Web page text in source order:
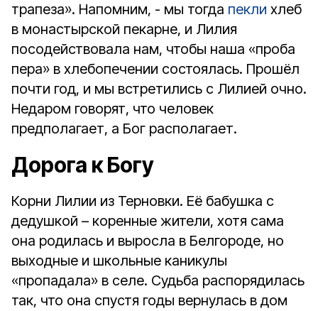
трапеза». Напомним, - мы тогда пекли хлеб
в монастырской пекарне, и Лилия
посодействовала нам, чтобы наша «проба
пера» в хлебопечении состоялась. Прошёл
почти год, и мы встретились с Лилией очно.
Недаром говорят, что человек
предполагает, а Бог располагает.
Дорога к Богу
Корни Лилии из Терновки. Её бабушка с
дедушкой – коренные жители, хотя сама
она родилась и выросла в Белгороде, но
выходные и школьные каникулы
«пропадала» в селе. Судьба распорядилась
так, что она спустя годы вернулась в дом